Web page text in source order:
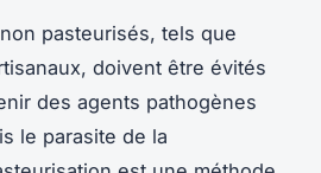
pasteurisés, tels que
doivent être évités
des agents pathogènes
le parasite de la